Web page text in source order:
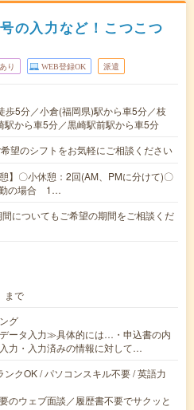
の入力など！こつこつ
り WEB登録OK 派遣
歩5分／小倉(福岡県)駅から車5分／枝
駅から車5分／黒崎駅前駅から車5分
望のシフトをお気軽にご相談ください
】〇小休憩：2回(AM、PMに分けて)〇
の場合 1…
についてもご希望の期間をご相談くだ
まで
グ
ータ入力≫具体的には…・申込書の内
力・入力済みの情報に対して…
ンクOK / パソコンスキル不要 / 英語力
のウェブ面談／履歴書不要でサクッと